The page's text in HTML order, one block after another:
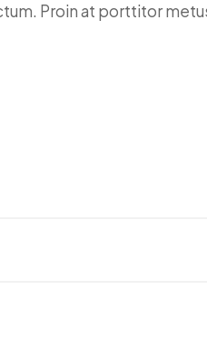
Proin at porttitor